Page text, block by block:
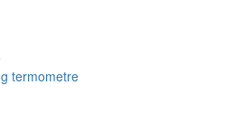
termometre